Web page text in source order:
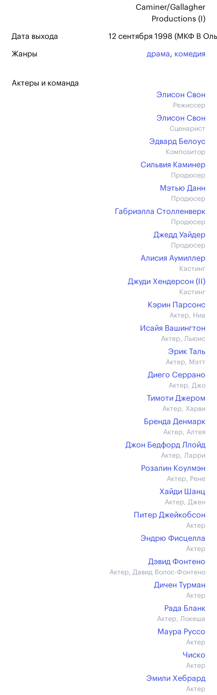
Caminer/Gallagher
Productions (I)
Дата выхода 12 сентября 1998 (МКФ В
Жанры драма, комедия
Актеры и команда
Элисон Свон
Режиссер
Элисон Свон
Сценарист
Эдвард Белоус
Композитор
Сильвия Каминер
Продюсер
Мэтью Данн
Продюсер
Габриэлла Столленверк
Продюсер
Джедд Уайдер
Продюсер
Алисия Аумиллер
Кастинг
Джуди Хендерсон (II)
Кастинг
Кэрин Парсонс
Актер, Ниа
Исайя Вашингтон
Актер, Льюис
Эрик Таль
Актер, Мэтт
Диего Серрано
Актер, Джо
Тимоти Джером
Актер, Харви
Бренда Денмарк
Актер, Алтея
Джон Бедфорд Ллойд
Актер, Ларри
Розалин Коулмэн
Актер, Рене
Хайди Шанц
Актер, Джен
Питер Джейкобсон
Актер
Эндрю Фисцелла
Актер
Дэвид Фонтено
Актер, Давид Волос-Фонтено
Дичен Турман
Актер
Рада Бланк
Актер, Локеша
Маура Руссо
Актер
Чиско
Актер
Эмили Хебрард
Актер